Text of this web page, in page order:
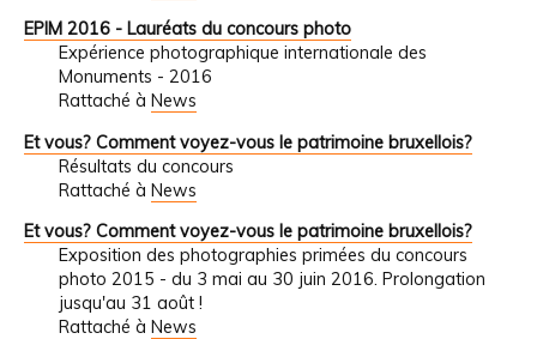
EPIM 2016 - Lauréats du concours photo
Expérience photographique internationale des
Monuments - 2016
Rattaché à News
Et vous? Comment voyez-vous le patrimoine bruxellois?
Résultats du concours
Rattaché à News
Et vous? Comment voyez-vous le patrimoine bruxellois?
Exposition des photographies primées du concours
photo 2015 - du 3 mai au 30 juin 2016. Prolongation
jusqu'au 31 août !
Rattaché à News